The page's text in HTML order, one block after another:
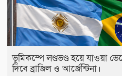
ভূমিকম্পে লণ্ডভণ্ড হয়ে যাওয়া
দিবে ব্রাজিল ও আর্জেন্টিনা।